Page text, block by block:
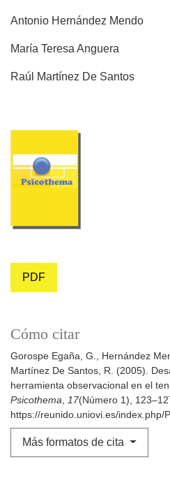
Antonio Hernández Mendo
María Teresa Anguera
Raúl Martínez De Santos
PDF
Cómo citar
Gorospe Egaña, G., Hernández
Martínez De Santos, R. (2005).
herramienta observacional en el
Psicothema, 17(Número 1),
https://reunido.uniovi.es/index.php/
Más formatos de cita